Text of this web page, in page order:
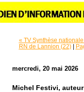
« TV Synthèse
RN de Lannion (22)|
mercredi, 20 mai 2026
Michel Festivi,